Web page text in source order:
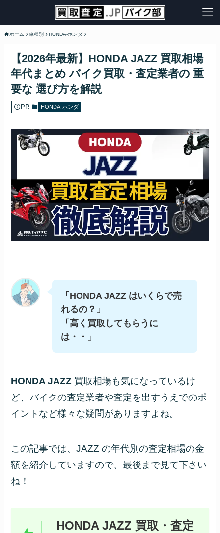
ホーム 車種別 HONDA-ホンダ
【2026年最新】HONDA JAZZ 買取相場
年代まとめ バイク買取・査定業者の 重
要な 選び方を解説
PR HONDA-ホンダ
「HONDA JAZZ はいくらで売
れるの？」
「高く買取してもらうに
は・・」
HONDA JAZZ 買取相場も気になっているけ
ど、バイクの査定業者や査定を出すうえでのポ
イントなど様々な疑問がありますよね。
この記事では、JAZZ の年代別の査定相場の金
額を紹介していますので、最後まで見て下さい
ね！
HONDA JAZZ 買取・査定